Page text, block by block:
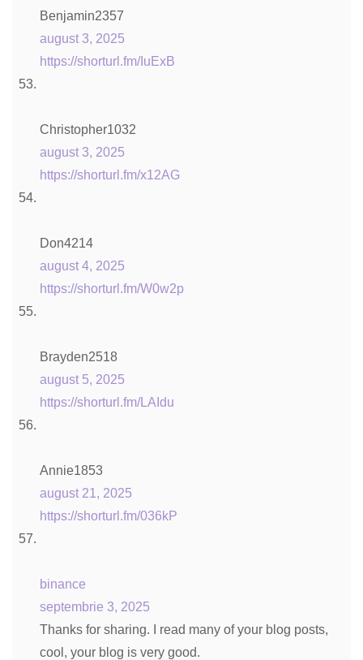
Benjamin2357
august 3, 2025
https://shorturl.fm/IuExB
Christopher1032
august 3, 2025
https://shorturl.fm/x12AG
Don4214
august 4, 2025
https://shorturl.fm/W0w2p
Brayden2518
august 5, 2025
https://shorturl.fm/LAIdu
Annie1853
august 21, 2025
https://shorturl.fm/036kP
binance
septembrie 3, 2025
Thanks for sharing. I read many of your blog posts,
cool, your blog is very good.